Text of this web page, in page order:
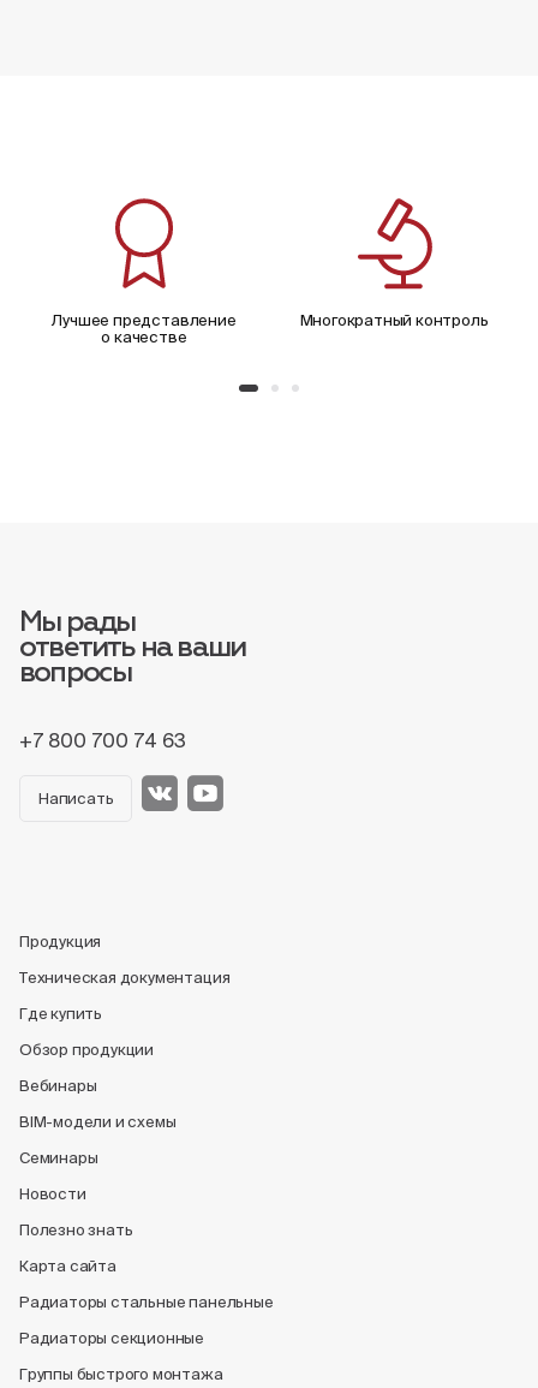
Лучшее представление
о качестве
Многократный контроль
Мы рады
ответить на ваши
вопросы
+7 800 700 74 63
Написать
Продукция
Техническая документация
Где купить
Обзор продукции
Вебинары
BIM-модели и схемы
Семинары
Новости
Полезно знать
Карта сайта
Радиаторы стальные панельные
Радиаторы секционные
Группы быстрого монтажа